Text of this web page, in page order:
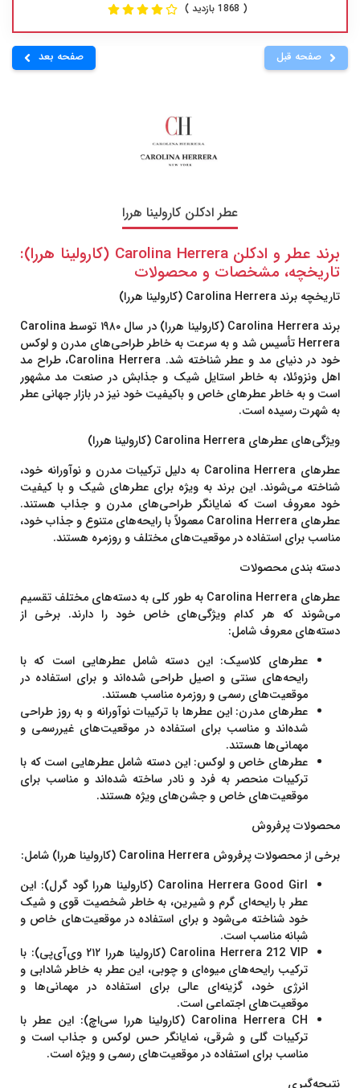
( 1868 بازدید )
صفحه قبل صفحه بعد
عطر ادکلن کارولینا هررا
برند عطر و ادکلن Carolina Herrera (کارولینا هررا):
تاریخچه، مشخصات و محصولات
تاریخچه برند Carolina Herrera (کارولینا هررا)
برندCarolina Herrera (کارولینا هررا) در سال ۱۹۸۰ توسط
Carolina
Herrera تأسیس شد و به سرعت به خاطر طراحی‌های مدرن و لوکس
خود در دنیای مد و عطر شناخته شد. Carolina Herrera، طراح مد
اهل ونزوئلا، به خاطر استایل شیک و جذابش در صنعت مد مشهور
است و به خاطر عطرهای خاص و باکیفیت خود نیز در بازار جهانی عطر
به شهرت رسیده است.
ویژگی‌های عطرهای Carolina Herrera (کارولینا هررا)
عطرهای Carolina Herrera به دلیل ترکیبات مدرن و نوآورانه خود،
شناخته می‌شوند. این برند به ویژه برای عطرهای شیک و با کیفیت
خود معروف است که نمایانگر طراحی‌های مدرن و جذاب هستند.
عطرهای Carolina Herrera معمولاً با رایحه‌های متنوع و جذاب خود،
مناسب برای استفاده در موقعیت‌های مختلف و روزمره هستند.
دسته بندی محصولات
عطرهایCarolina Herrera به طور کلی به دسته‌های مختلف تقسیم
می‌شوند که هر کدام ویژگی‌های خاص خود را دارند. برخی از
دسته‌های معروف شامل:
عطرهای کلاسیک: این دسته شامل عطرهایی است که با
رایحه‌های سنتی و اصیل طراحی شده‌اند و برای استفاده در
موقعیت‌های رسمی و روزمره مناسب هستند.
عطرهای مدرن: این عطرها با ترکیبات نوآورانه و به روز طراحی
شده‌اند و مناسب برای استفاده در موقعیت‌های غیررسمی و
مهمانی‌ها هستند.
عطرهای خاص و لوکس: این دسته شامل عطرهایی است که با
ترکیبات منحصر به فرد و نادر ساخته شده‌اند و مناسب برای
موقعیت‌های خاص و جشن‌های ویژه هستند.
محصولات پرفروش
برخی از محصولات پرفروش Carolina Herrera (کارولینا هررا) شامل:
Carolina Herrera Good Girl (کارولینا هررا گود گرل)
: این
عطر با رایحه‌ای گرم و شیرین، به خاطر شخصیت قوی و شیک
خود شناخته می‌شود و برای استفاده در موقعیت‌های خاص و
شبانه مناسب است.
Carolina Herrera 212 VIP (کارولینا هررا ۲۱۲ وی‌آی‌پی)
: با
ترکیب رایحه‌های میوه‌ای و چوبی، این عطر به خاطر شادابی و
انرژی خود، گزینه‌ای عالی برای استفاده در مهمانی‌ها و
موقعیت‌های اجتماعی است.
Carolina Herrera CH (کارولینا هررا سی‌اچ)
: این عطر با
ترکیبات گلی و شرقی، نمایانگر حس لوکس و جذاب است و
مناسب برای استفاده در موقعیت‌های رسمی و ویژه است.
نتیجه‌گیری